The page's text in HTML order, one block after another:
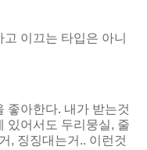
이끄는 타입은 아니
좋아한다. 내가 받는것
있어서도 두리뭉실, 줄
, 징징대는거.. 이런것